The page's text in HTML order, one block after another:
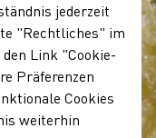
jederzeit
"Rechtliches" im
Link "Cookie-
Präferenzen
Cookies
weiterhin